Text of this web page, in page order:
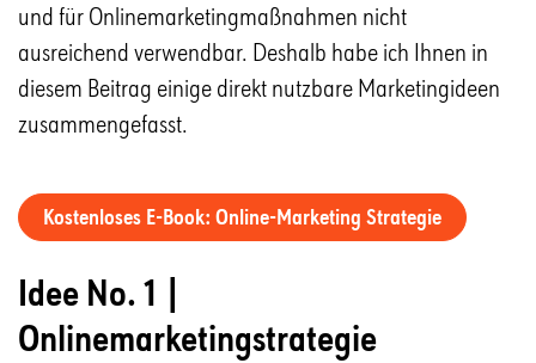
und für Onlinemarketingmaßnahmen nicht
ausreichend verwendbar. Deshalb habe ich Ihnen in
diesem Beitrag einige direkt nutzbare Marketingideen
zusammengefasst.
Kostenloses E-Book: Online-Marketing Strategie
Idee No. 1 |
Onlinemarketingstrategie